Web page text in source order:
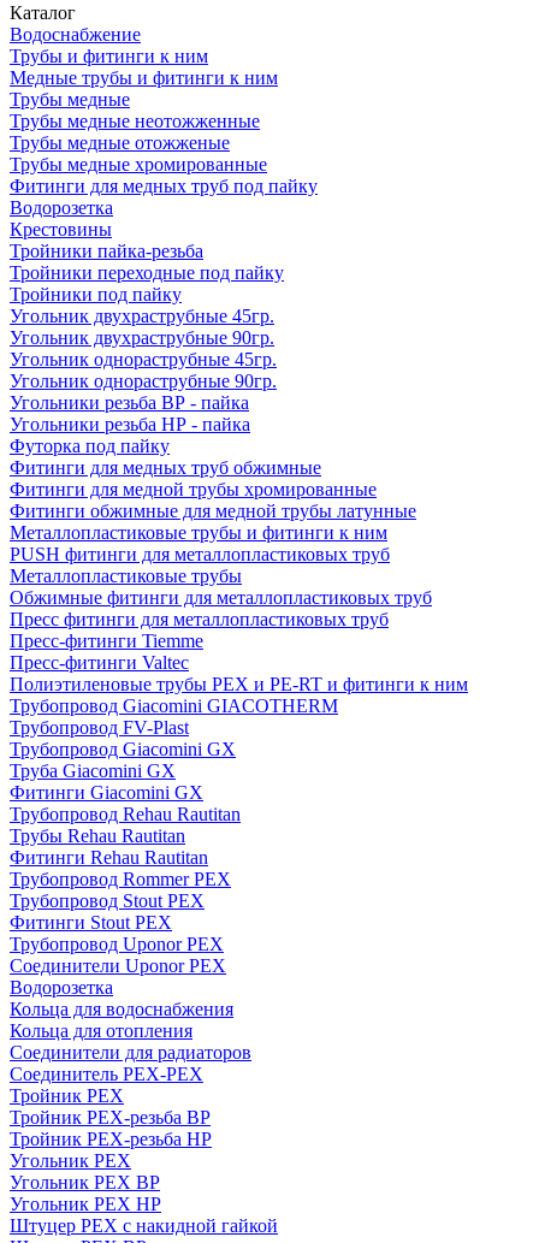
Каталог
Водоснабжение
Трубы и фитинги к ним
Медные трубы и фитинги к ним
Трубы медные
Трубы медные неотожженные
Трубы медные отожженые
Трубы медные хромированные
Фитинги для медных труб под пайку
Водорозетка
Крестовины
Тройники пайка-резьба
Тройники переходные под пайку
Тройники под пайку
Угольник двухраструбные 45гр.
Угольник двухраструбные 90гр.
Угольник однораструбные 45гр.
Угольник однораструбные 90гр.
Угольники резьба ВР - пайка
Угольники резьба НР - пайка
Футорка под пайку
Фитинги для медных труб обжимные
Фитинги для медной трубы хромированные
Фитинги обжимные для медной трубы латунные
Металлопластиковые трубы и фитинги к ним
PUSH фитинги для металлопластиковых труб
Металлопластиковые трубы
Обжимные фитинги для металлопластиковых труб
Пресс фитинги для металлопластиковых труб
Пресс-фитинги Tiemme
Пресс-фитинги Valtec
Полиэтиленовые трубы PEX и PE-RT и фитинги к ним
Трубопровод Giacomini GIACOTHERM
Трубопровод FV-Plast
Трубопровод Giacomini GX
Труба Giacomini GX
Фитинги Giacomini GX
Трубопровод Rehau Rautitan
Трубы Rehau Rautitan
Фитинги Rehau Rautitan
Трубопровод Rommer PEX
Трубопровод Stout PEX
Фитинги Stout PEX
Трубопровод Uponor PEX
Соединители Uponor PEX
Водорозетка
Кольца для водоснабжения
Кольца для отопления
Соединители для радиаторов
Соединитель PEX-PEX
Тройник PEX
Тройник PEX-резьба ВР
Тройник PEX-резьба НР
Угольник PEX
Угольник PEX ВР
Угольник PEX НР
Штуцер PEX c накидной гайкой